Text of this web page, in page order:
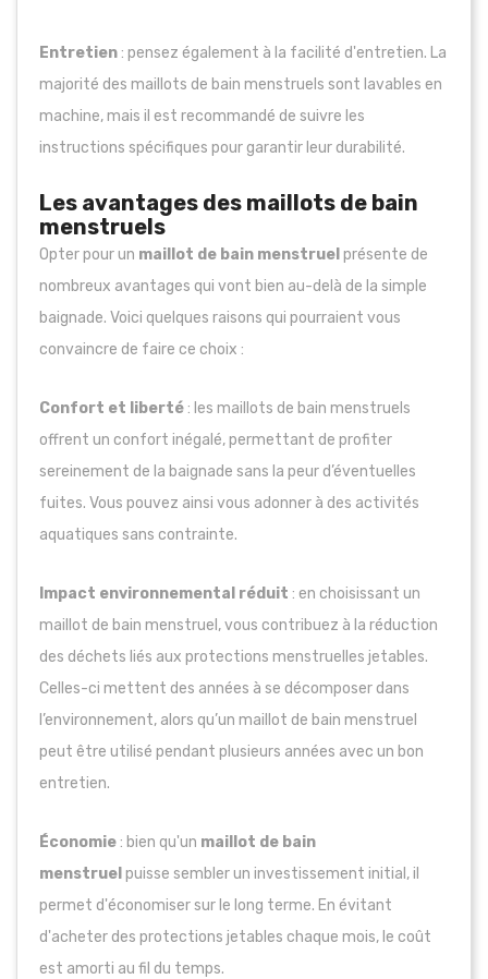
Entretien: pensez également à la facilité d'entretien. La
majorité des maillots de bain menstruels sont lavables en
machine, mais il est recommandé de suivre les
instructions spécifiques pour garantir leur durabilité.
Les avantages des maillots de bain
menstruels
Opter pour un maillot de bain menstruel présente de
nombreux avantages qui vont bien au-delà de la simple
baignade. Voici quelques raisons qui pourraient vous
convaincre de faire ce choix :
Confort et liberté: les maillots de bain menstruels
offrent un confort inégalé, permettant de profiter
sereinement de la baignade sans la peur d’éventuelles
fuites. Vous pouvez ainsi vous adonner à des activités
aquatiques sans contrainte.
Impact environnemental réduit : en choisissant un
maillot de bain menstruel, vous contribuez à la réduction
des déchets liés aux protections menstruelles jetables.
Celles-ci mettent des années à se décomposer dans
l’environnement, alors qu’un maillot de bain menstruel
peut être utilisé pendant plusieurs années avec un bon
entretien.
Économie: bien qu'un maillot de bain
menstruel puisse sembler un investissement initial, il
permet d'économiser sur le long terme. En évitant
d'acheter des protections jetables chaque mois, le coût
est amorti au fil du temps.